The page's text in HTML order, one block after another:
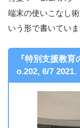
端末の使いこなし
いう形で書いていま
『特別支援教
o.202, 6/7 2021.